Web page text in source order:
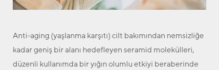
Anti-aging (yaşlanma karşıtı) cilt bakımından nemsizliğe
kadar geniş bir alanı hedefleyen seramid molekülleri,
düzenli kullanımda bir yığın olumlu etkiyi beraberinde